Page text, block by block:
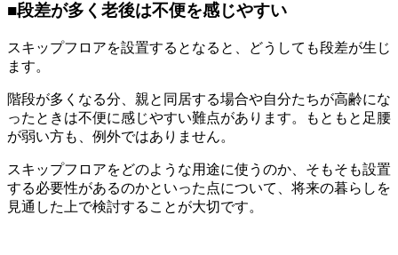
■段差が多く老後は不便を感じやすい
スキップフロアを設置するとなると、どうしても段差が生じ
ます。
階段が多くなる分、親と同居する場合や自分たちが高齢にな
ったときは不便に感じやすい難点があります。もともと足腰
が弱い方も、例外ではありません。
スキップフロアをどのような用途に使うのか、そもそも設置
する必要性があるのかといった点について、将来の暮らしを
見通した上で検討することが大切です。